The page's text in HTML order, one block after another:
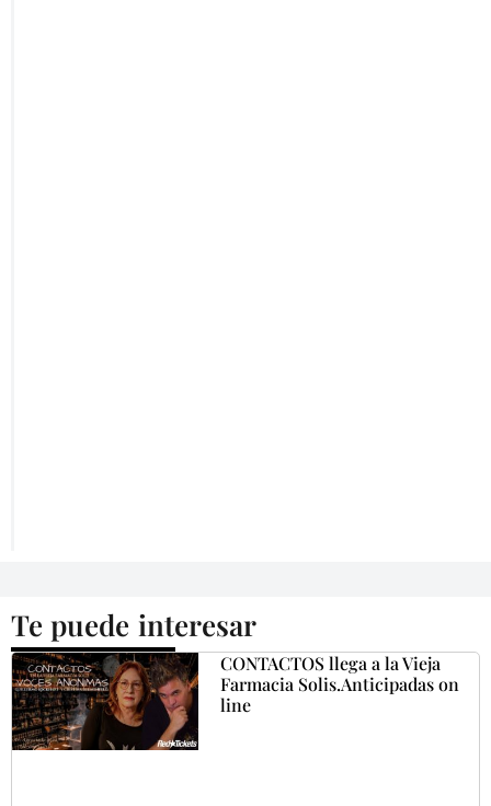
Te puede interesar
CONTACTOS llega a la Vieja
Farmacia Solis.Anticipadas on
line